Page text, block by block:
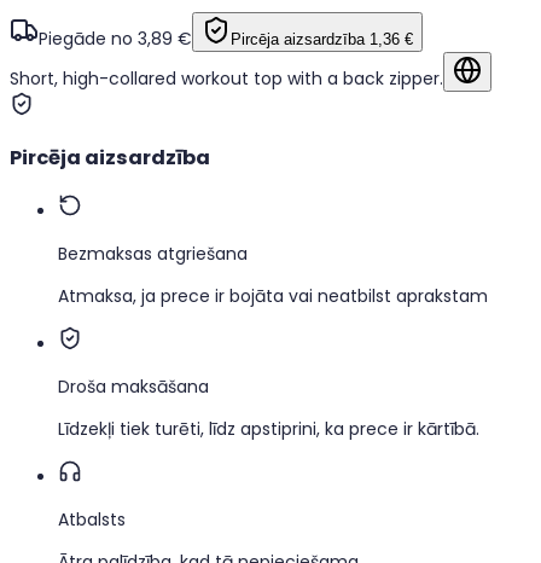
Short, high-collared workout top with a back zipper.
Piegāde no 3,89 € Pircēja aizsardzība 1,36 €
Pircēja aizsardzība
Bezmaksas atgriešana
Atmaksa, ja prece ir bojāta vai neatbilst aprakstam
Droša maksāšana
Līdzekļi tiek turēti, līdz apstiprini, ka prece ir kārtībā.
Atbalsts